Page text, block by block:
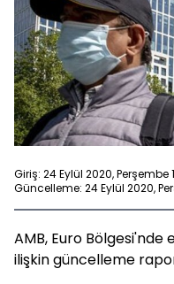
Giriş: 24 Eylül 2020, Perşembe
Güncelleme: 24 Eylül 2020,
AMB, Euro
ilişkin güncelleme